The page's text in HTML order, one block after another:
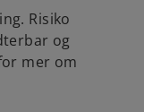
Risiko
og
mer om